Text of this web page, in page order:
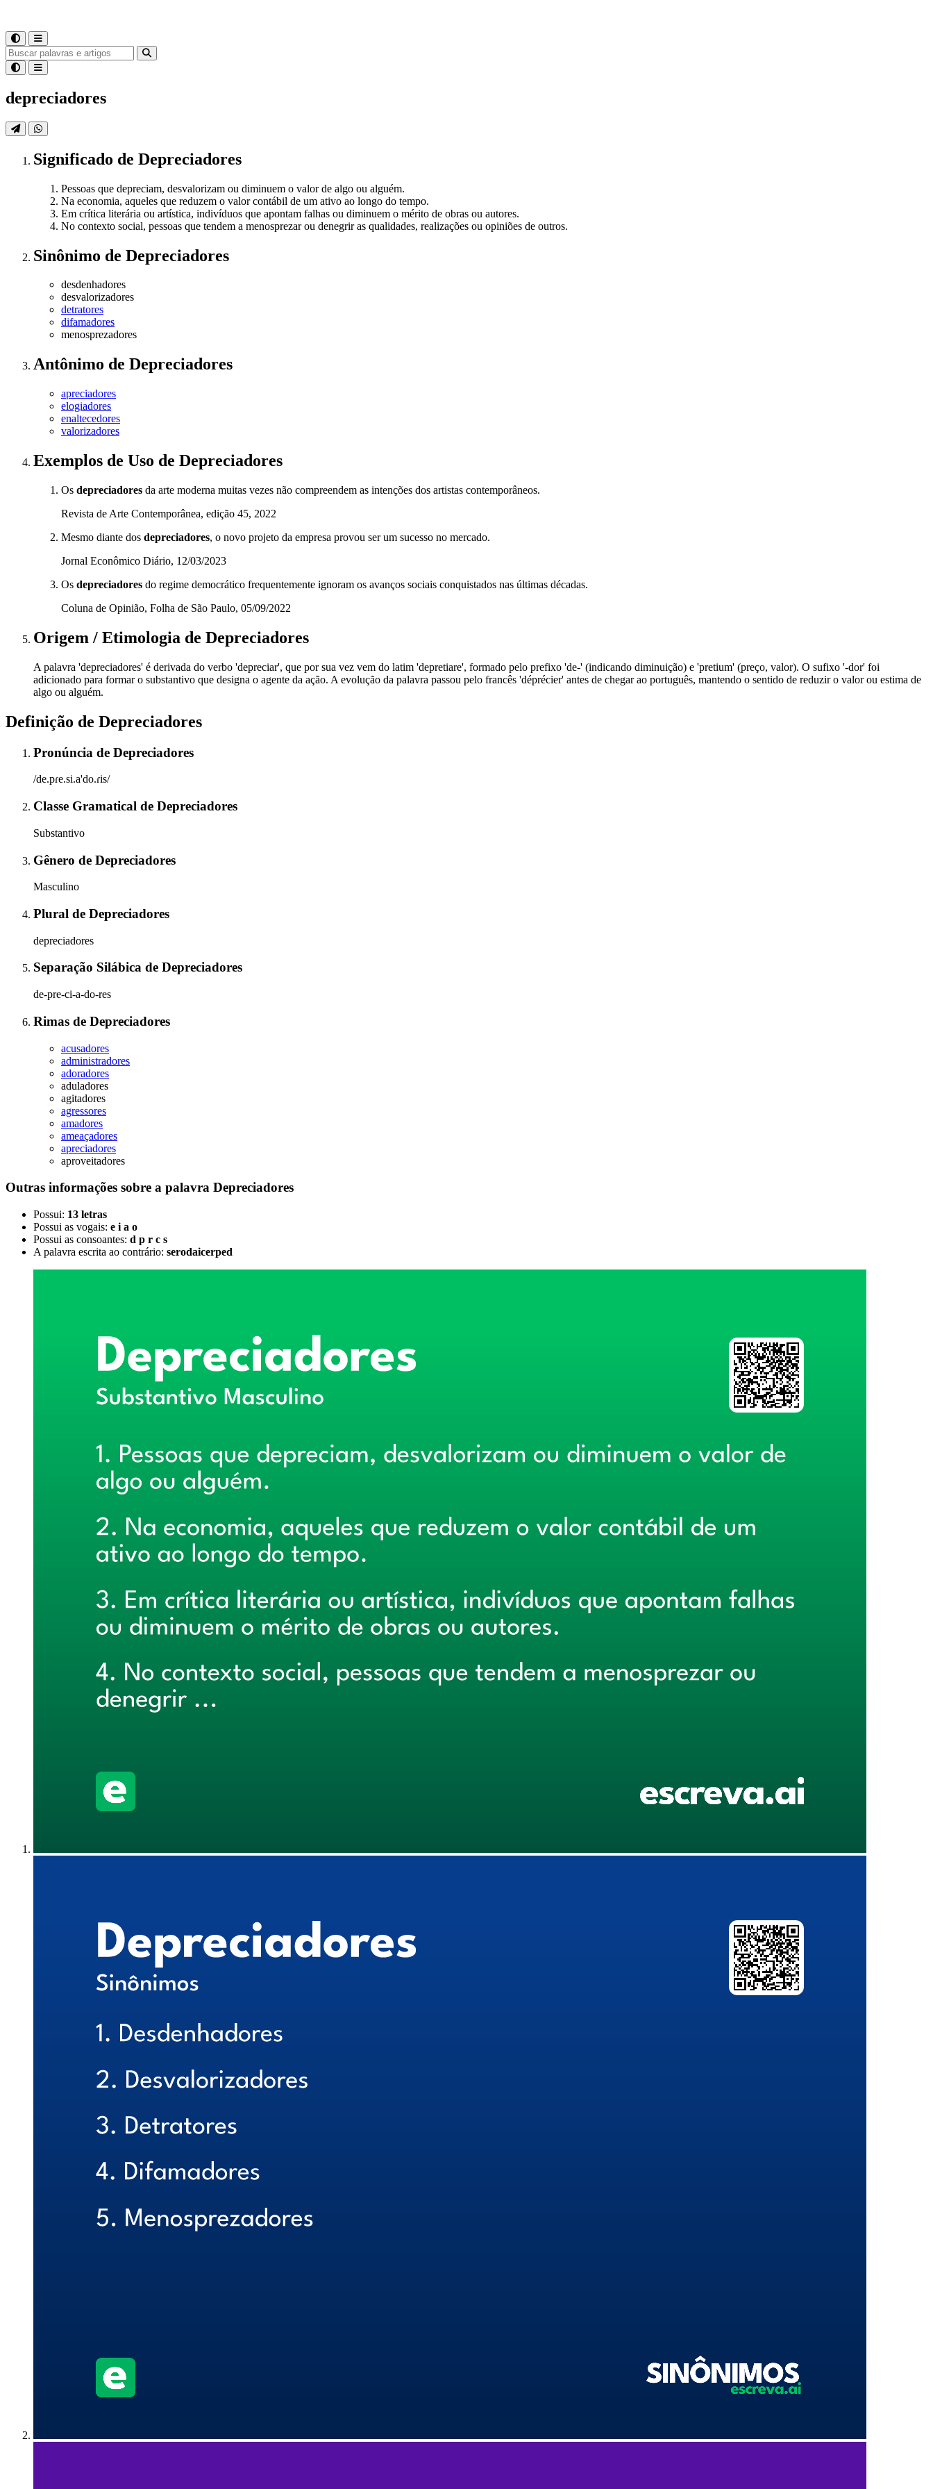
depreciadores
Significado de Depreciadores
Pessoas que depreciam, desvalorizam ou diminuem o valor de algo ou alguém.
Na economia, aqueles que reduzem o valor contábil de um ativo ao longo do tempo.
Em crítica literária ou artística, indivíduos que apontam falhas ou diminuem o mérito de obras ou autores.
No contexto social, pessoas que tendem a menosprezar ou denegrir as qualidades, realizações ou opiniões de outros.
Sinônimo de Depreciadores
desdenhadores
desvalorizadores
detratores
difamadores
menosprezadores
Antônimo de Depreciadores
apreciadores
elogiadores
enaltecedores
valorizadores
Exemplos de Uso de Depreciadores
Os depreciadores da arte moderna muitas vezes não compreendem as intenções dos artistas contemporâneos.
Revista de Arte Contemporânea, edição 45, 2022
Mesmo diante dos depreciadores, o novo projeto da empresa provou ser um sucesso no mercado.
Jornal Econômico Diário, 12/03/2023
Os depreciadores do regime democrático frequentemente ignoram os avanços sociais conquistados nas últimas décadas.
Coluna de Opinião, Folha de São Paulo, 05/09/2022
Origem / Etimologia de Depreciadores
A palavra 'depreciadores' é derivada do verbo 'depreciar', que por sua vez vem do latim 'depretiare', formado pelo prefixo 'de-' (indicando diminuição) e 'pretium' (preço, valor). O sufixo '-dor' foi
adicionado para formar o substantivo que designa o agente da ação. A evolução da palavra passou pelo francês 'déprécier' antes de chegar ao português, mantendo o sentido de reduzir o valor ou estima de
algo ou alguém.
Definição de Depreciadores
Pronúncia de Depreciadores
/de.pɾe.si.a'do.ɾis/
Classe Gramatical de Depreciadores
Substantivo
Gênero de Depreciadores
Masculino
Plural de Depreciadores
depreciadores
Separação Silábica de Depreciadores
de-pre-ci-a-do-res
Rimas de Depreciadores
acusadores
administradores
adoradores
aduladores
agitadores
agressores
amadores
ameaçadores
apreciadores
aproveitadores
Outras informações sobre a palavra Depreciadores
Possui: 13 letras
Possui as vogais: e i a o
Possui as consoantes: d p r c s
A palavra escrita ao contrário: serodaicerped